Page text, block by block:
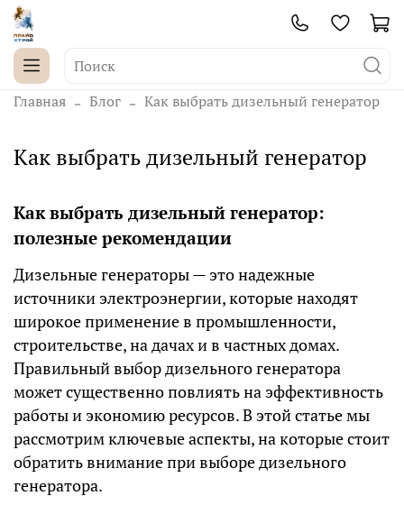
Главная Блог Как выбрать дизельный генератор
Как выбрать дизельный генератор
Как выбрать дизельный генератор:
полезные рекомендации
Дизельные генераторы — это надежные
источники электроэнергии, которые находят
широкое применение в промышленности,
строительстве, на дачах и в частных домах.
Правильный выбор дизельного генератора
может существенно повлиять на эффективность
работы и экономию ресурсов. В этой статье мы
рассмотрим ключевые аспекты, на которые стоит
обратить внимание при выборе дизельного
генератора.